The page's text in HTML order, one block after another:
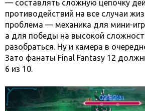
— составлять сложную цепочку
противодействий на все случаи
проблема — механика для мини-
а для победы на высокой
разобраться. Ну и камера в
Зато фанаты Final Fantasy 12
6 из 10.